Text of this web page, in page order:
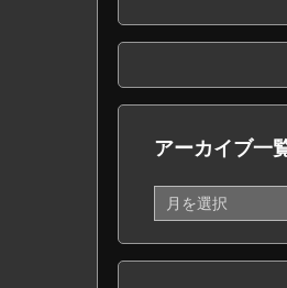
アーカイブ一
ー
カ
イ